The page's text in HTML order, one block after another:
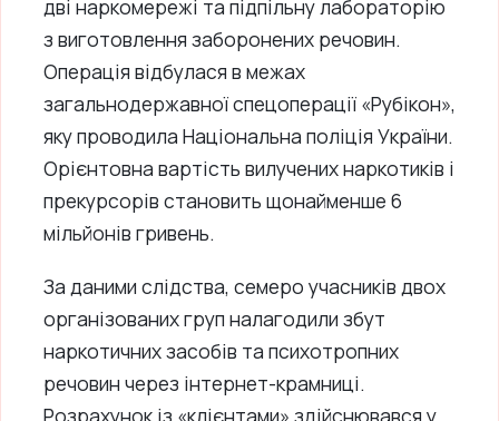
дві наркомережі та підпільну лабораторію
з виготовлення заборонених речовин.
Операція відбулася в межах
загальнодержавної спецоперації «Рубікон»,
яку проводила Національна поліція України.
Орієнтовна вартість вилучених наркотиків і
прекурсорів становить щонайменше 6
мільйонів гривень.
За даними слідства, семеро учасників двох
організованих груп налагодили збут
наркотичних засобів та психотропних
речовин через інтернет-крамниці.